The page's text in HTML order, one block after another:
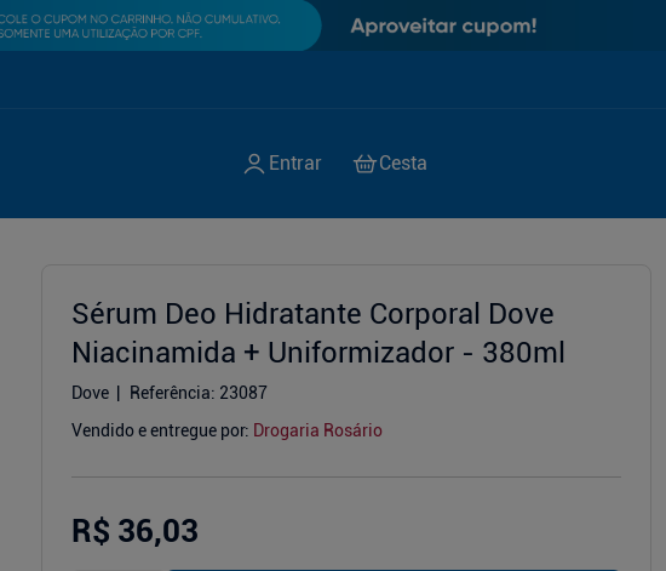
Sérum Deo Hidratante Corporal Dove
Niacinamida + Uniformizador - 380ml
Dove Referência: 23087
Vendido e entregue por: Drogaria Rosário
R$ 36,03